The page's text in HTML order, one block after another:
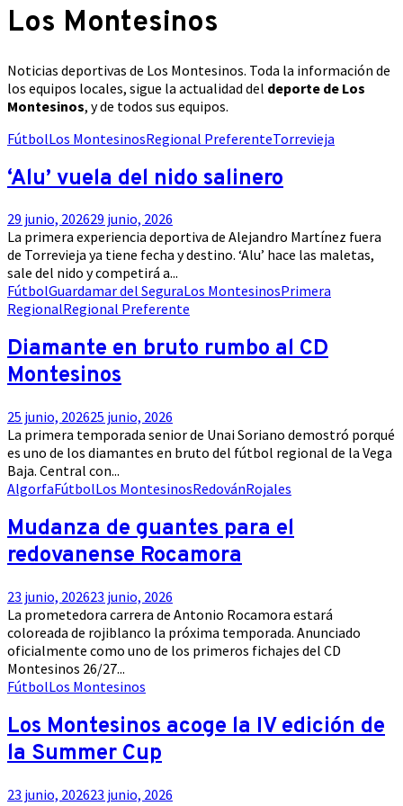
Los Montesinos
Noticias deportivas de Los Montesinos. Toda la información de
los equipos locales, sigue la actualidad del deporte de Los
Montesinos, y de todos sus equipos.
FútbolLos MontesinosRegional PreferenteTorrevieja
‘Alu’ vuela del nido salinero
29 junio, 202629 junio, 2026
La primera experiencia deportiva de Alejandro Martínez fuera
de Torrevieja ya tiene fecha y destino. ‘Alu’ hace las maletas,
sale del nido y competirá a...
FútbolGuardamar del SeguraLos MontesinosPrimera
RegionalRegional Preferente
Diamante en bruto rumbo al CD
Montesinos
25 junio, 202625 junio, 2026
La primera temporada senior de Unai Soriano demostró porqué
es uno de los diamantes en bruto del fútbol regional de la Vega
Baja. Central con...
AlgorfaFútbolLos MontesinosRedovánRojales
Mudanza de guantes para el
redovanense Rocamora
23 junio, 202623 junio, 2026
La prometedora carrera de Antonio Rocamora estará
coloreada de rojiblanco la próxima temporada. Anunciado
oficialmente como uno de los primeros fichajes del CD
Montesinos 26/27...
FútbolLos Montesinos
Los Montesinos acoge la IV edición de
la Summer Cup
23 junio, 202623 junio, 2026